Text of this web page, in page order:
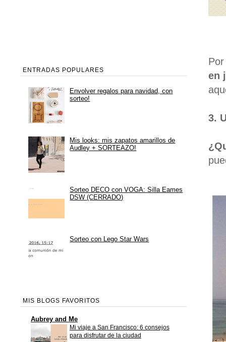
en
3.
ENTRADAS POPULARES
Envolver regalos para navidad, con
sorteo!
Mis looks: mis zapatos amarillos de
Audley + SORTEAZO!
Sorteo DECO con VOGA: Silla Eames
DSW (CERRADO)
Sorteo con Lego Star Wars
MIS BLOGS FAVORITOS
Aubrey and Me
Mi viaje a San Francisco: 6 consejos
para disfrutar de la ciudad